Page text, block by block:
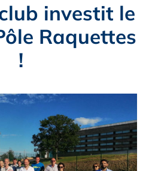
investit le
Raquettes
!